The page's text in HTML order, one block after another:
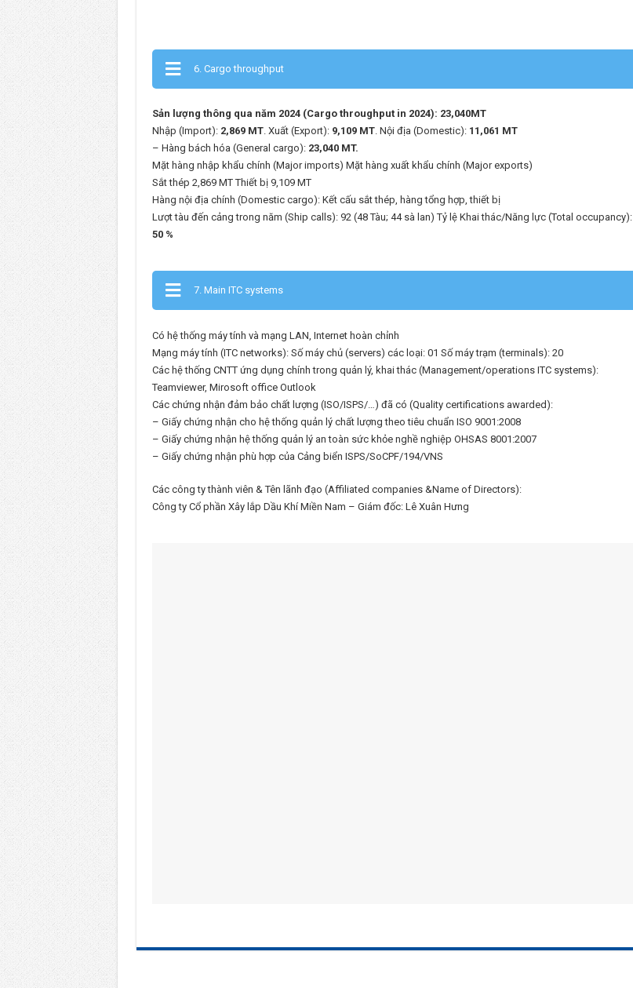
6. Cargo throughput
Sản lượng thông qua năm 2024 (Cargo throughput in 2024): 23,040MT
Nhập (Import): 2,869 MT. Xuất (Export): 9,109 MT. Nội địa (Domestic): 11,061 MT
– Hàng bách hóa (General cargo): 23,040 MT.
Mặt hàng nhập khẩu chính (Major imports) Mặt hàng xuất khẩu chính (Major exports)
Sắt thép 2,869 MT Thiết bị 9,109 MT
Hàng nội địa chính (Domestic cargo): Kết cấu sắt thép, hàng tổng hợp, thiết bị
Lượt tàu đến cảng trong năm (Ship calls): 92 (48 Tàu; 44 sà lan) Tỷ lệ Khai thác/Năng lực (Total occupancy):
50 %
7. Main ITC systems
Có hệ thống máy tính và mạng LAN, Internet hoàn chỉnh
Mạng máy tính (ITC networks): Số máy chủ (servers) các loại: 01 Số máy trạm (terminals): 20
Các hệ thống CNTT ứng dụng chính trong quản lý, khai thác (Management/operations ITC systems):
Teamviewer, Mirosoft office Outlook
Các chứng nhận đảm bảo chất lượng (ISO/ISPS/…) đã có (Quality certifications awarded):
– Giấy chứng nhận cho hệ thống quản lý chất lượng theo tiêu chuẩn ISO 9001:2008
– Giấy chứng nhận hệ thống quản lý an toàn sức khỏe nghề nghiệp OHSAS 8001:2007
– Giấy chứng nhận phù hợp của Cảng biển ISPS/SoCPF/194/VNS
Các công ty thành viên & Tên lãnh đạo (Affiliated companies &Name of Directors):
Công ty Cổ phần Xây lắp Dầu Khí Miền Nam – Giám đốc: Lê Xuân Hưng